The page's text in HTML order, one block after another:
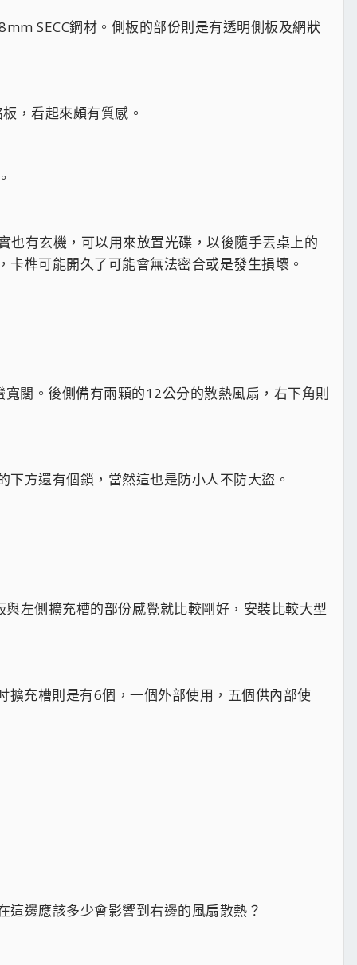
SECC鋼材。側板的部份則是有透明側板及網狀
，看起來頗有質感。
有玄機，可以用來放置光碟，以後隨手丟桌上的
榫可能開久了可能會無法密合或是發生損壞。
闊。後側備有兩顆的12公分的散熱風扇，右下角則
方還有個鎖，當然這也是防小人不防大盜。
左側擴充槽的部份感覺就比較剛好，安裝比較大型
充槽則是有6個，一個外部使用，五個供內部使
邊應該多少會影響到右邊的風扇散熱？